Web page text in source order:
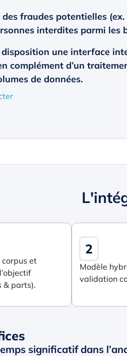
fraudes potentielles (ex.
interdites parmi les
une interface
complément d’un
de données.
corpus et
& parts).
2
Modèle
validation
significatif dans